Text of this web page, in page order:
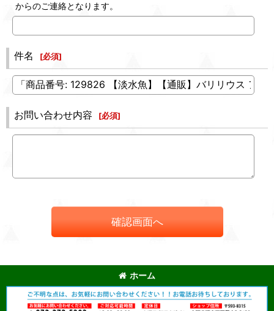
からのご連絡となります。
件名 [必須]
お問い合わせ内容 [必須]
確認画面へ
ホーム